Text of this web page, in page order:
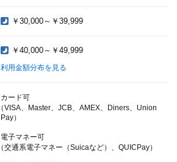
￥30,000～￥39,999
￥40,000～￥49,999
利用金額分布を見る
カード可
（VISA、Master、JCB、AMEX、Diners、Union
Pay）
電子マネー可
（交通系電子マネー（Suicaなど）、QUICPay）